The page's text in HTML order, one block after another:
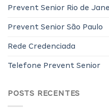
Prevent Senior Rio de
Prevent Senior São Paulo
Rede Credenciada
Telefone Prevent Senior
POSTS RECENTES